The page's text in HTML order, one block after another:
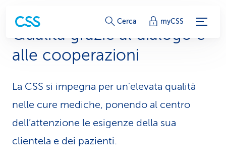
c
o
l
l
e
g
a
Cerca myCSS
Qualità grazie al dialogo e
alle cooperazioni
La CSS si impegna per un'elevata qualità
nelle cure mediche, ponendo al centro
dell’attenzione le esigenze della sua
clientela e dei pazienti.